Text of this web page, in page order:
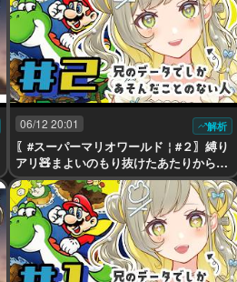
06/12 20:01 解析
〖#スーパーマリオワールド￤#２〗縛り
アリ🧸まよいのもり抜けたあたりから！
￤#陽茅ほかほか￤#UniVIRTUAL #Vtub
er